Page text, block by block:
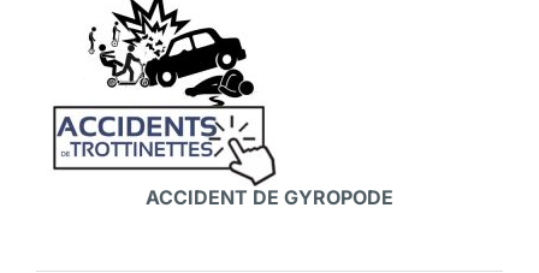
ACCIDENT DE GYROPODE